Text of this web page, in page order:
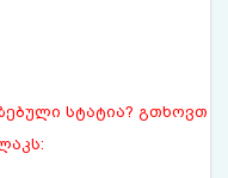
სტატია? გთხოვთ